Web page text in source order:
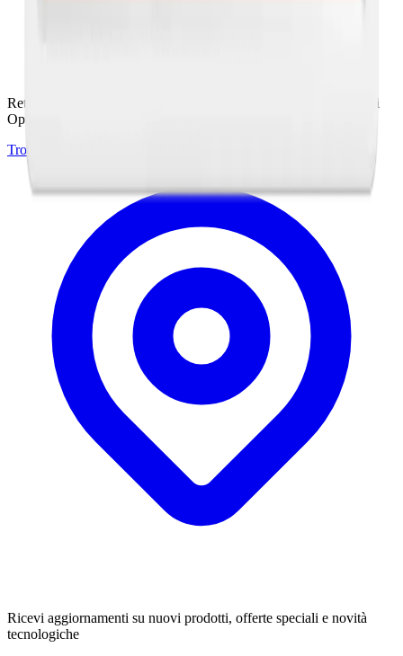
Rete di partner autorizzati per assistenza tecnica e vendita prodotti
Opticon
Trova Rivenditore
Ricevi aggiornamenti su nuovi prodotti, offerte speciali e novità
tecnologiche